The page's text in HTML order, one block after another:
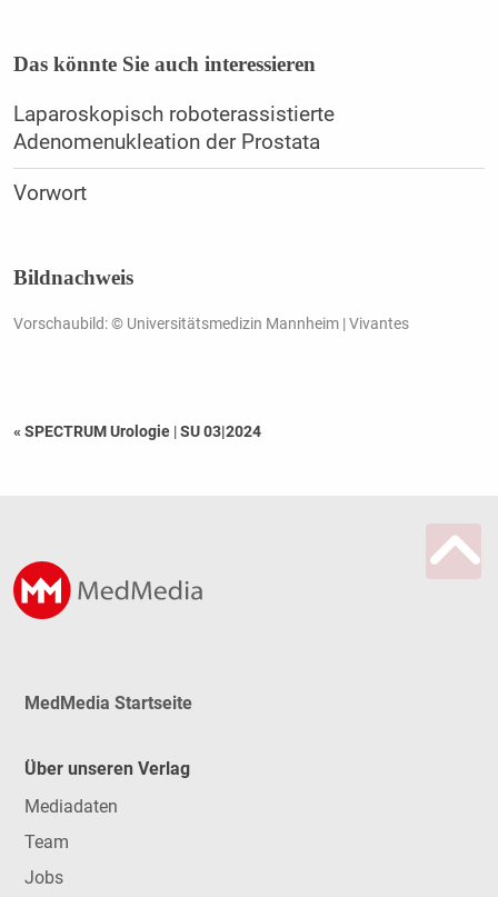
Das könnte Sie auch interessieren
Laparoskopisch roboterassistierte
Adenomenukleation der Prostata
Vorwort
Bildnachweis
Vorschaubild: © Universitätsmedizin Mannheim | Vivantes
« SPECTRUM Urologie |SU 03|2024
MedMedia Startseite
Über unseren Verlag
Mediadaten
Team
Jobs